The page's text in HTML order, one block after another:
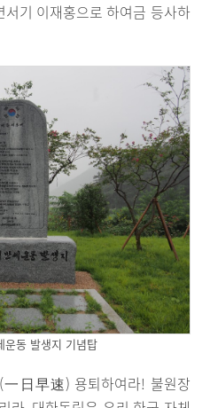
기 이재홍으로 하여금 등사하
운동 발생지 기념탑
一日早速) 용퇴하여라! 불원장